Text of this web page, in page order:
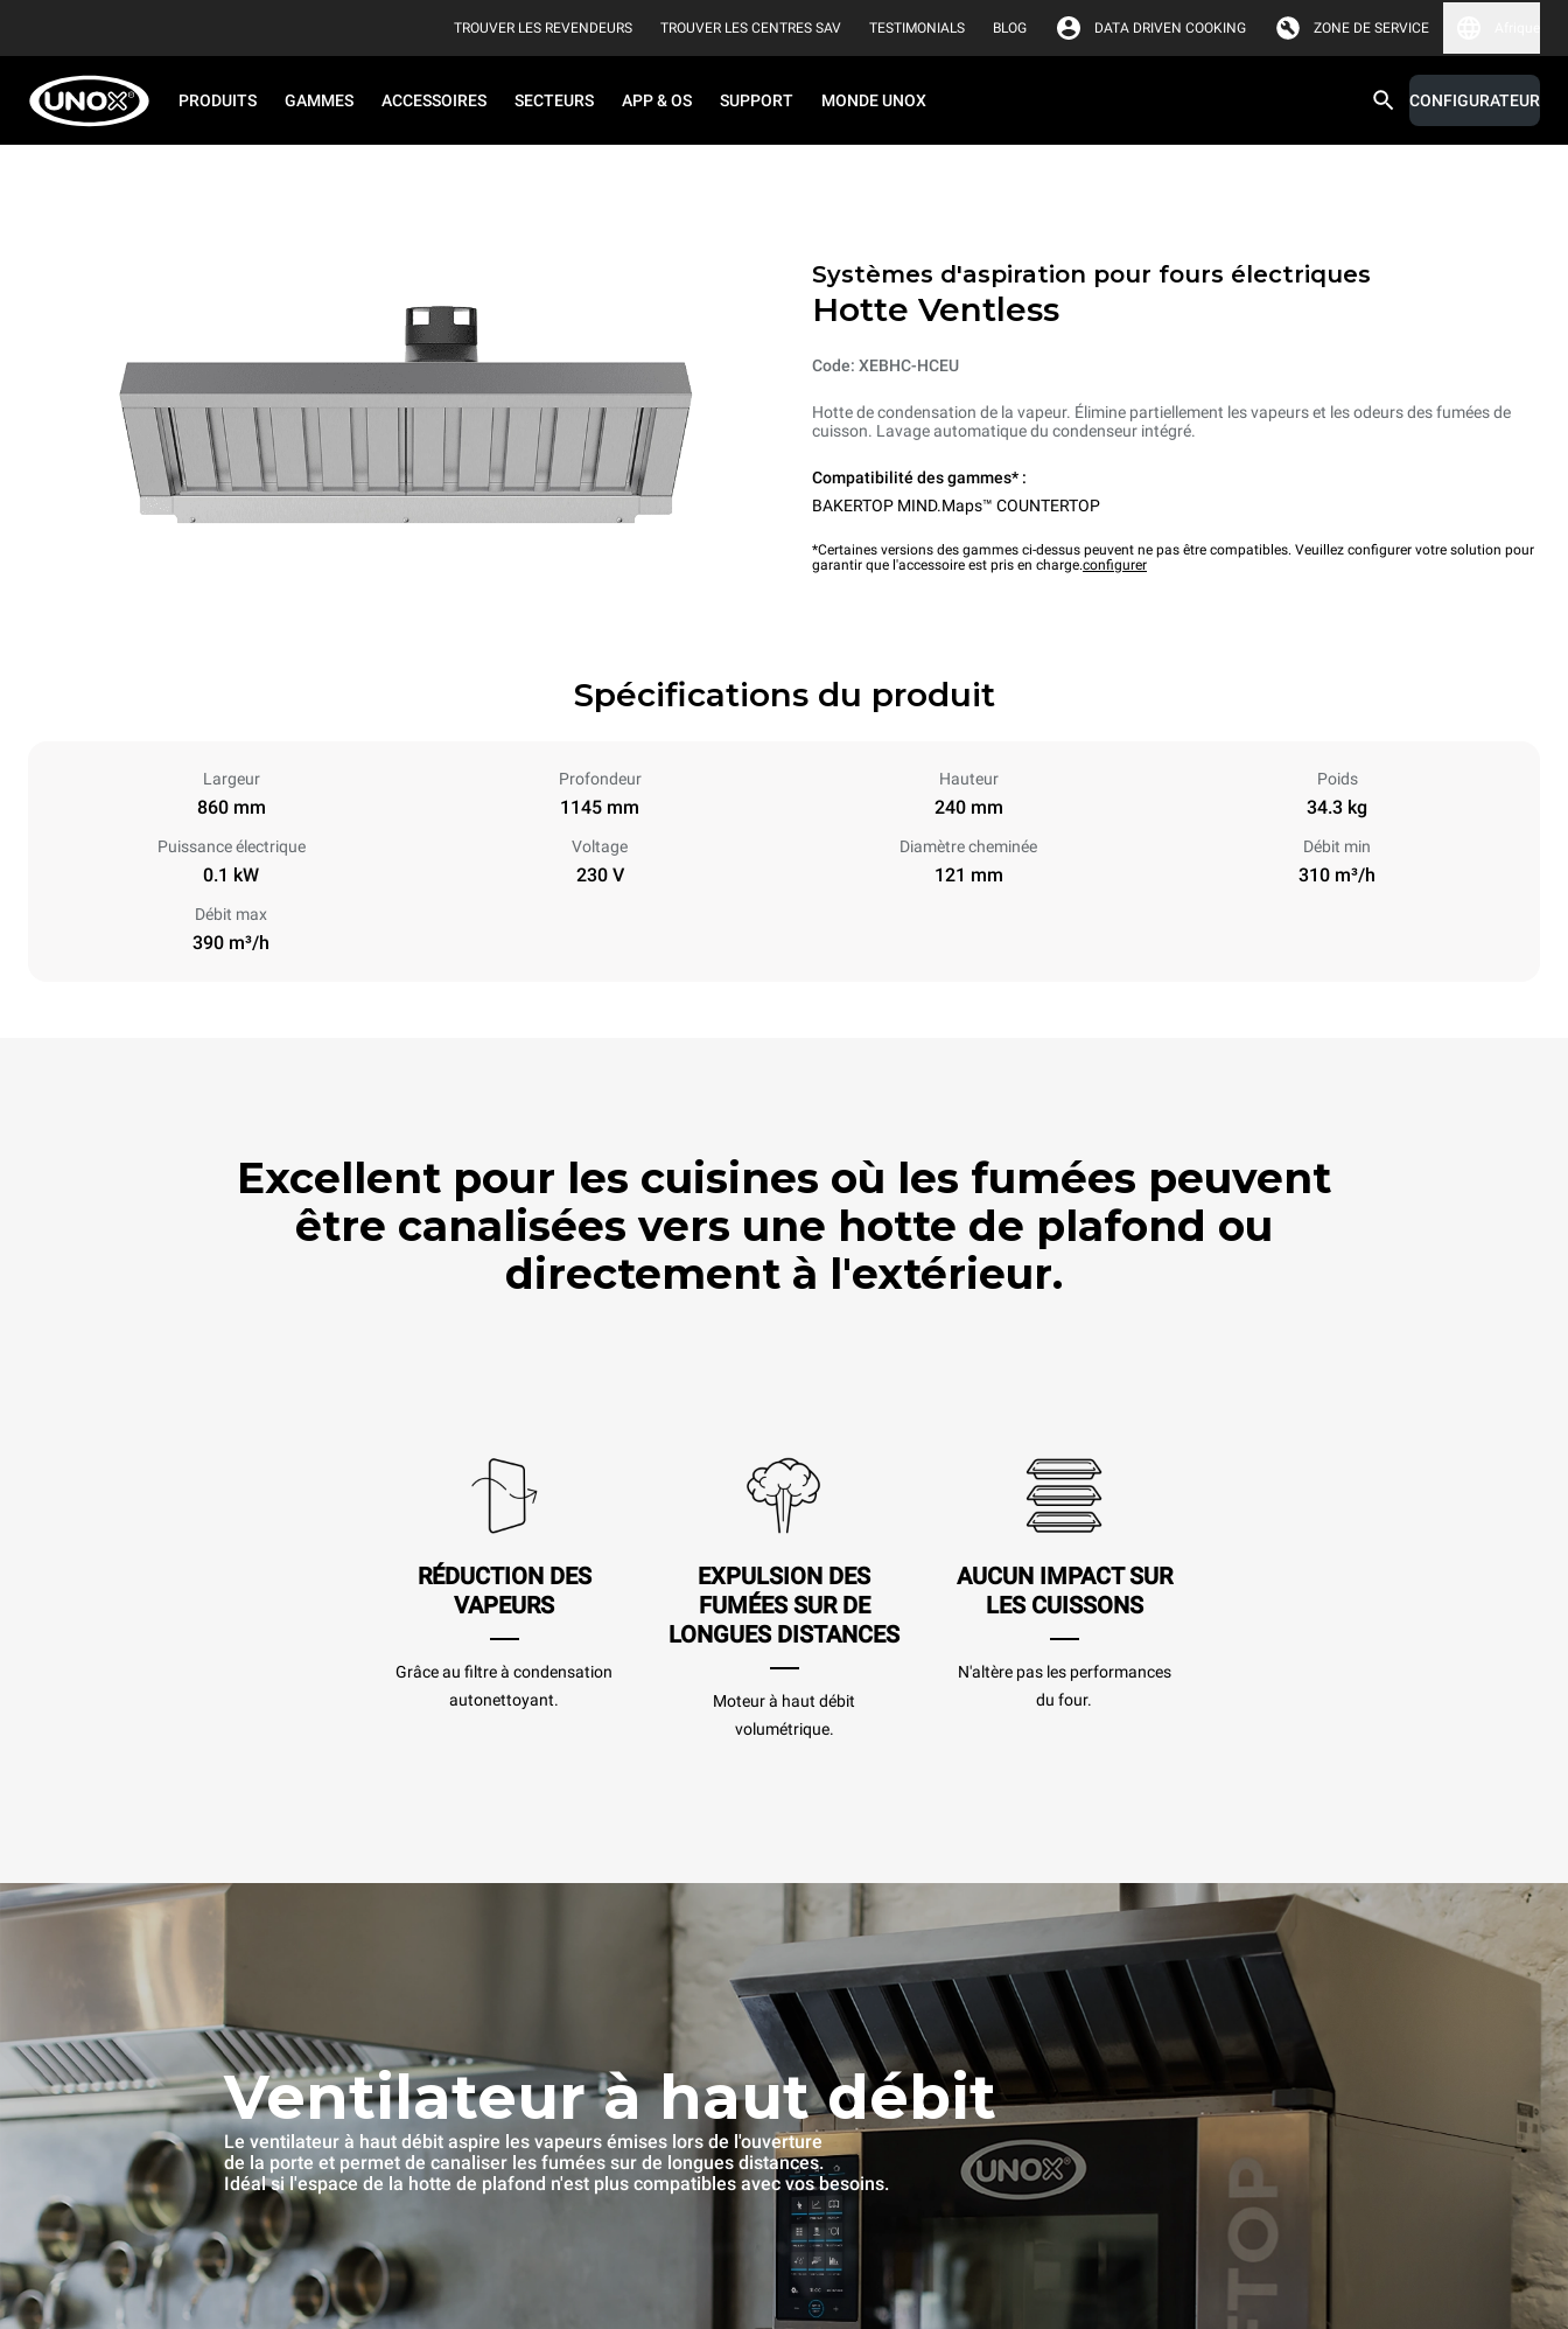
TROUVER LES REVENDEURS TROUVER LES CENTRES SAV TESTIMONIALS BLOG DATA DRIVEN COOKING ZONE DE SERVICE
PRODUITS GAMMES ACCESSOIRES SECTEURS APP & OS SUPPORT MONDE UNOX CONFIGURATEUR
Systèmes d'aspiration pour fours électriques
Hotte Ventless
Code: XEBHC-HCEU
Hotte de condensation de la vapeur. Élimine partiellement les vapeurs et les odeurs des fumées de
cuisson. Lavage automatique du condenseur intégré.
Compatibilité des gammes* :
BAKERTOP MIND.Maps™ COUNTERTOP
*Certaines versions des gammes ci-dessus peuvent ne pas être compatibles. Veuillez configurer votre solution pour
garantir que l'accessoire est pris en charge.configurer
Spécifications du produit
Largeur
860 mm
Profondeur
1145 mm
Hauteur
240 mm
Poids
34.3 kg
Puissance électrique
0.1 kW
Voltage
230 V
Diamètre cheminée
121 mm
Débit min
310 m³/h
Débit max
390 m³/h
Excellent pour les cuisines où les fumées peuvent
être canalisées vers une hotte de plafond ou
directement à l'extérieur.
RÉDUCTION DES
VAPEURS
Grâce au filtre à condensation
autonettoyant.
EXPULSION DES
FUMÉES SUR DE
LONGUES DISTANCES
Moteur à haut débit
volumétrique.
AUCUN IMPACT SUR
LES CUISSONS
N'altère pas les performances
du four.
Ventilateur à haut débit
Le ventilateur à haut débit aspire les vapeurs émises lors de l'ouverture
de la porte et permet de canaliser les fumées sur de longues distances.
Idéal si l'espace de la hotte de plafond n'est plus compatibles avec vos besoins.